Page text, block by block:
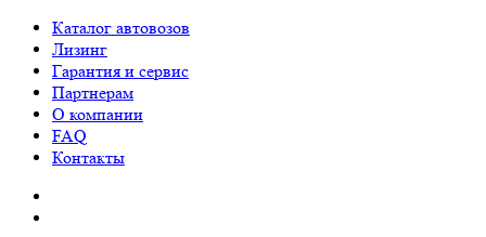
Каталог автовозов
Лизинг
Гарантия и сервис
Партнерам
О компании
FAQ
Контакты